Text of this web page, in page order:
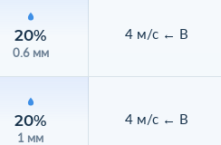
20%
0.6 мм
4 м/с ← В
20%
1 мм
4 м/с ← В